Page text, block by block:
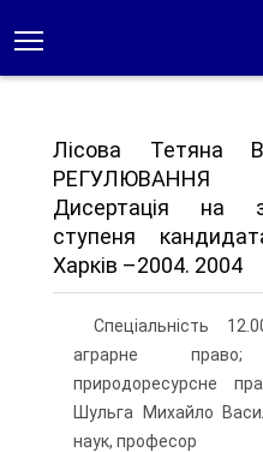
Лісова Тетяна
Дисертація на
ступеня
Харків –2004. 2004
Спеціальність
аграрне право;
природоресурсне
Шульга Михайло
наук, професор